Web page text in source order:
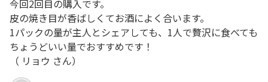
今回2回目の購入です。
皮の焼き目が香ばしくてお酒によく合います。
1パックの量が主人とシェアしても、1人で贅沢に食べても
ちょうどいい量でおすすめです！
（ リョウ さん）